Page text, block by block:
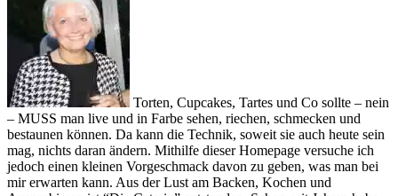
Torten, Cupcakes, Tartes und Co sollte – nein
– MUSS man live und in Farbe sehen, riechen, schmecken und
bestaunen können. Da kann die Technik, soweit sie auch heute sein
mag, nichts daran ändern. Mithilfe dieser Homepage versuche ich
jedoch einen kleinen Vorgeschmack davon zu geben, was man bei
mir erwarten kann. Aus der Lust am Backen, Kochen und